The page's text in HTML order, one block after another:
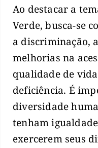
Ao destacar a
Verde, busca-se
a discriminação,
melhorias na
qualidade de
deficiência. É
diversidade
tenham
exercerem seus